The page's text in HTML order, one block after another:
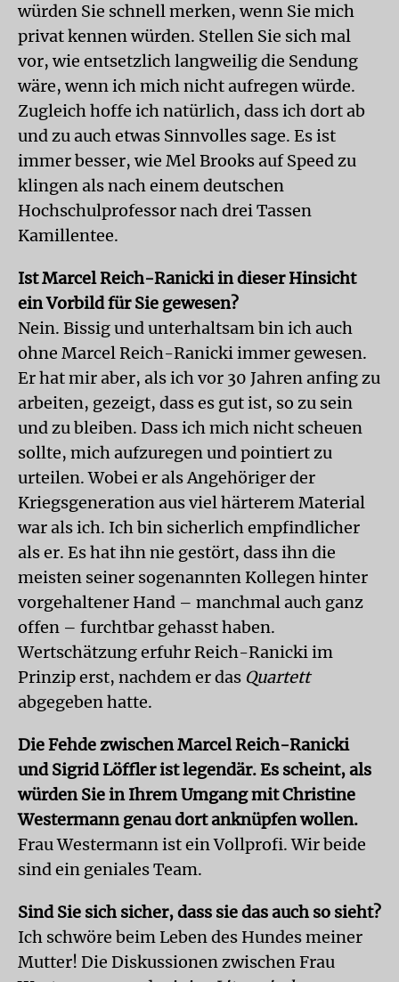
würden Sie schnell merken, wenn Sie mich
privat kennen würden. Stellen Sie sich mal
vor, wie entsetzlich langweilig die Sendung
wäre, wenn ich mich nicht aufregen würde.
Zugleich hoffe ich natürlich, dass ich dort ab
und zu auch etwas Sinnvolles sage. Es ist
immer besser, wie Mel Brooks auf Speed zu
klingen als nach einem deutschen
Hochschulprofessor nach drei Tassen
Kamillentee.
Ist Marcel Reich-Ranicki in dieser Hinsicht
ein Vorbild für Sie gewesen?
Nein. Bissig und unterhaltsam bin ich auch
ohne Marcel Reich-Ranicki immer gewesen.
Er hat mir aber, als ich vor 30 Jahren anfing zu
arbeiten, gezeigt, dass es gut ist, so zu sein
und zu bleiben. Dass ich mich nicht scheuen
sollte, mich aufzuregen und pointiert zu
urteilen. Wobei er als Angehöriger der
Kriegsgeneration aus viel härterem Material
war als ich. Ich bin sicherlich empfindlicher
als er. Es hat ihn nie gestört, dass ihn die
meisten seiner sogenannten Kollegen hinter
vorgehaltener Hand – manchmal auch ganz
offen – furchtbar gehasst haben.
Wertschätzung erfuhr Reich-Ranicki im
Prinzip erst, nachdem er das Quartett
abgegeben hatte.
Die Fehde zwischen Marcel Reich-Ranicki
und Sigrid Löffler ist legendär. Es scheint, als
würden Sie in Ihrem Umgang mit Christine
Westermann genau dort anknüpfen wollen.
Frau Westermann ist ein Vollprofi. Wir beide
sind ein geniales Team.
Sind Sie sich sicher, dass sie das auch so sieht?
Ich schwöre beim Leben des Hundes meiner
Mutter! Die Diskussionen zwischen Frau